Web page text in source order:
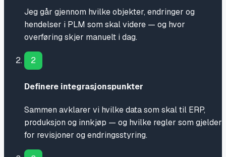
Jeg går gjennom hvilke objekter, endringer og
hendelser i PLM som skal videre — og hvor
overføring skjer manuelt i dag.
2
Definere integrasjonspunkter
Sammen avklarer vi hvilke data som skal til ERP,
produksjon og innkjøp — og hvilke regler som gjelder
for revisjoner og endringsstyring.